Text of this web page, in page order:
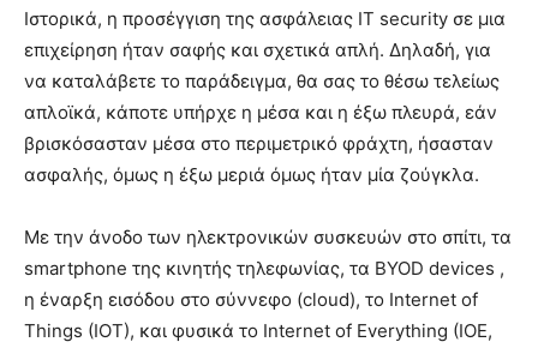
Ιστορικά, η προσέγγιση της ασφάλειας IT security σε μια
επιχείρηση ήταν σαφής και σχετικά απλή. Δηλαδή, για
να καταλάβετε το παράδειγμα, θα σας το θέσω τελείως
απλοϊκά, κάποτε υπήρχε η μέσα και η έξω πλευρά, εάν
βρισκόσασταν μέσα στο περιμετρικό φράχτη, ήσασταν
ασφαλής, όμως η έξω μεριά όμως ήταν μία ζούγκλα.
Με την άνοδο των ηλεκτρονικών συσκευών στο σπίτι, τα
smartphone της κινητής τηλεφωνίας, τα BYOD devices ,
η έναρξη εισόδου στο σύννεφο (cloud), το Internet of
Things (IOT), και φυσικά το Internet of Everything (IOE,